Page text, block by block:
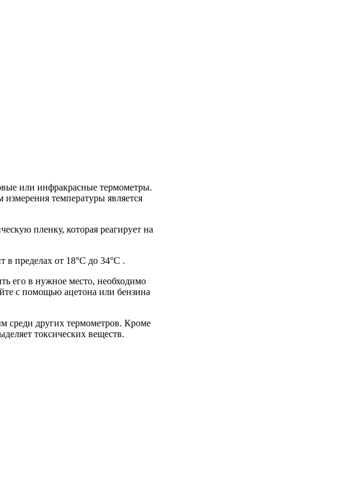
или инфракрасные термометры.
температуры является
пленку, которая реагирует на
пределах от 18°C до 34°C .
его в нужное место, необходимо
с помощью ацетона или бензина
среди других термометров. Кроме
токсических веществ.